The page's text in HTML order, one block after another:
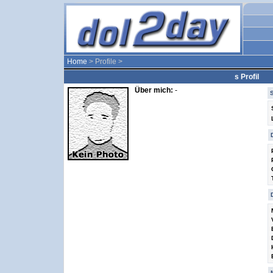
Home > Profile >
s Profil
Über mich: -